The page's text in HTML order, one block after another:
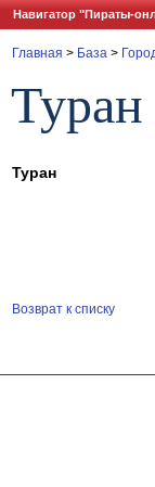
Навигатор "Пираты-
Главная > База >
Туран
Туран
Возврат к списку